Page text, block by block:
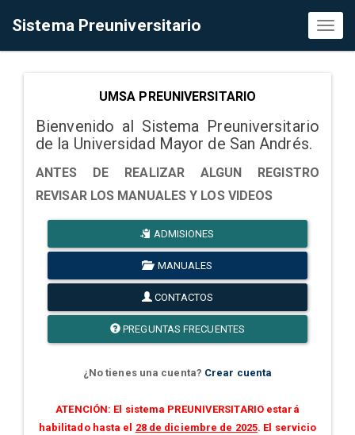
Sistema Preuniversitario
UMSA PREUNIVERSITARIO
Bienvenido al Sistema Preuniversitario
de la Universidad Mayor de San Andrés.
ANTES DE REALIZAR ALGUN REGISTRO
REVISAR LOS MANUALES Y LOS VIDEOS
ADMISIONES
MANUALES
CONTACTOS
PREGUNTAS FRECUENTES
¿No tienes una cuenta? Crear cuenta
ATENCIÓN: El sistema PREUNIVERSITARIO estará
habilitado hasta el 28 de diciembre de 2025. El servicio